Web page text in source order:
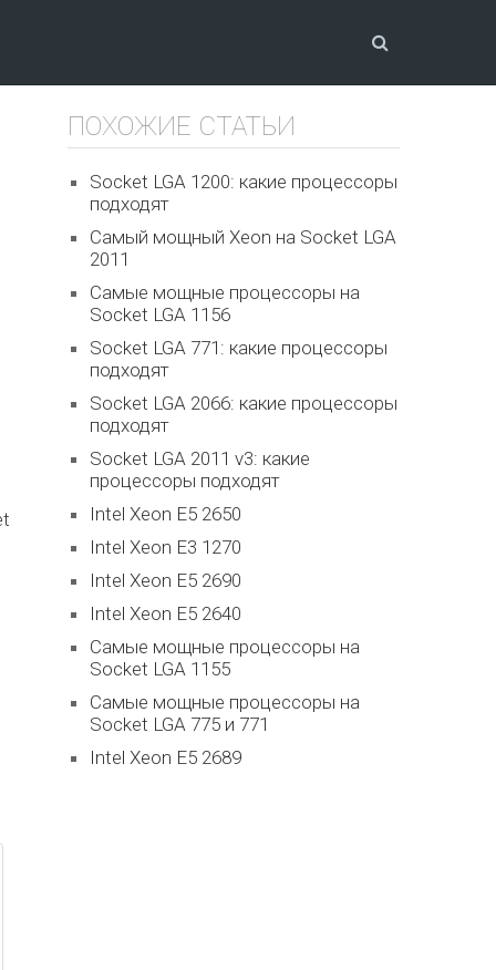
ПОХОЖИЕ СТАТЬИ
Socket LGA 1200: какие процессоры
подходят
Самый мощный Xeon на Socket LGA
2011
Самые мощные процессоры на
Socket LGA 1156
Socket LGA 771: какие процессоры
подходят
Socket LGA 2066: какие процессоры
подходят
Socket LGA 2011 v3: какие
процессоры подходят
Intel Xeon E5 2650
Intel Xeon E3 1270
Intel Xeon E5 2690
Intel Xeon E5 2640
Самые мощные процессоры на
Socket LGA 1155
Самые мощные процессоры на
Socket LGA 775 и 771
Intel Xeon E5 2689